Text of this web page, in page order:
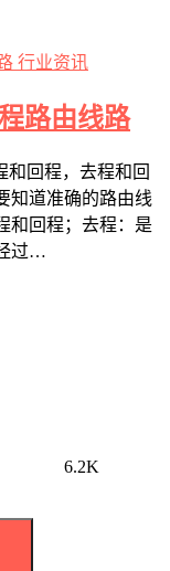
行业资讯
路由线路
和回程，去程和回
知道准确的路由线
和回程；去程：是
过…
6.2K